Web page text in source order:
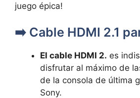
juego épica!
➡️ Cable HDMI 2.1
El cable HDMI 2. es
disfrutar al máximo de
de la consola de última
Sony.